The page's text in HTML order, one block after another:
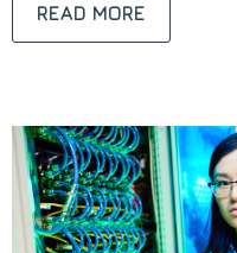
READ MORE